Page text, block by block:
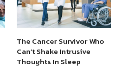
The Cancer Survivor Who
Can’t Shake Intrusive
Thoughts In Sleep